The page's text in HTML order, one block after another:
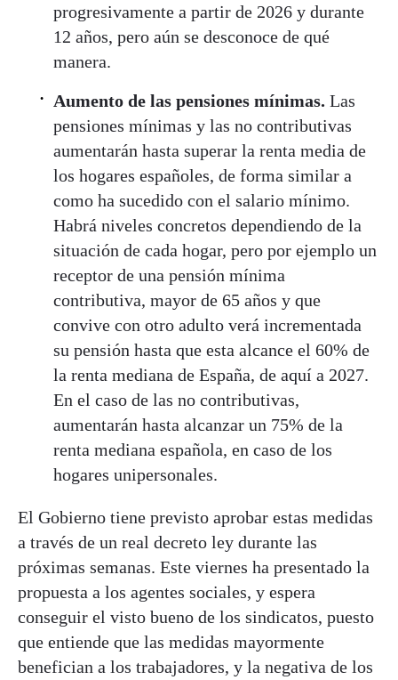
progresivamente a partir de 2026 y durante
12 años, pero aún se desconoce de qué
manera.
Aumento de las pensiones mínimas. Las
pensiones mínimas y las no contributivas
aumentarán hasta superar la renta media de
los hogares españoles, de forma similar a
como ha sucedido con el salario mínimo.
Habrá niveles concretos dependiendo de la
situación de cada hogar, pero por ejemplo un
receptor de una pensión mínima
contributiva, mayor de 65 años y que
convive con otro adulto verá incrementada
su pensión hasta que esta alcance el 60% de
la renta mediana de España, de aquí a 2027.
En el caso de las no contributivas,
aumentarán hasta alcanzar un 75% de la
renta mediana española, en caso de los
hogares unipersonales.
El Gobierno tiene previsto aprobar estas medidas
a través de un real decreto ley durante las
próximas semanas. Este viernes ha presentado la
propuesta a los agentes sociales, y espera
conseguir el visto bueno de los sindicatos, puesto
que entiende que las medidas mayormente
benefician a los trabajadores, y la negativa de los